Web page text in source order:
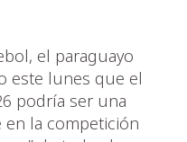
el paraguayo
este lunes que el
podría ser una
en la competición